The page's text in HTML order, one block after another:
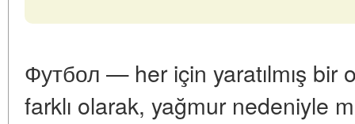
Футбол — her için yaratılmış bir
farklı olarak, yağmur nedeniyle